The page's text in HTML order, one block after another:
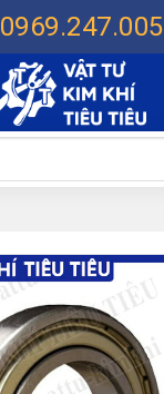
0969.247.005